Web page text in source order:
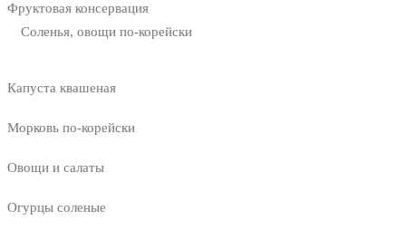
Фруктовая консервация
Соленья, овощи по-корейски
Капуста квашеная
Морковь по-корейски
Овощи и салаты
Огурцы соленые